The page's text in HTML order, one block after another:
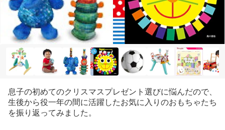
息子の初めてのクリスマスプレゼント選びに悩んだので、
生後から役一年の間に活躍したお気に入りのおもちゃたち
を振り返ってみました。